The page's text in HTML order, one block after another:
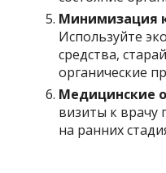
Минимизация
Используйте
средства,
органические
Медицинские
визиты к врачу
на ранних